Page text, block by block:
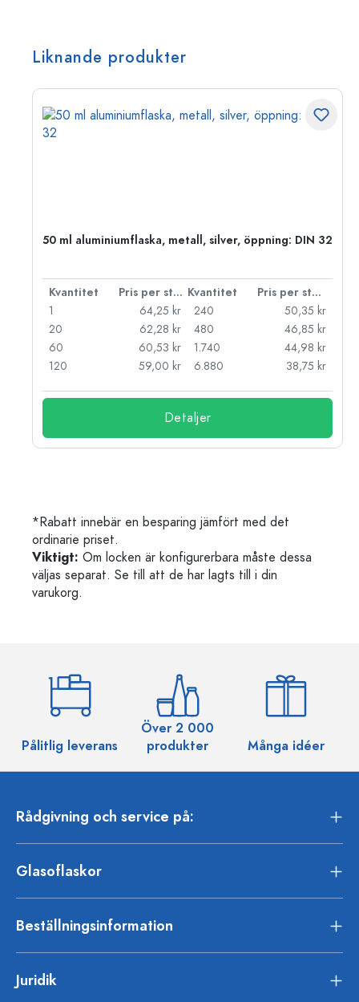
Liknande produkter
50 ml aluminiumflaska, metall, silver, öppning: DIN 32
Kvantitet Pris per styck Kvantitet
Pris per styck
1
64,25 kr
20
62,28 kr
60
60,53 kr
120
59,00 kr
240
50,35 kr
480
46,85 kr
1.740
44,98 kr
6.880
38,75 kr
Detaljer
*Rabatt innebär en besparing jämfört med det
ordinarie priset.
Viktigt: Om locken är konfigurerbara måste dessa
väljas separat. Se till att de har lagts till i din
varukorg.
Pålitlig leverans
Över 2 000
produkter
Många idéer
Rådgivning och service på:
Glasoflaskor
Beställningsinformation
Juridik